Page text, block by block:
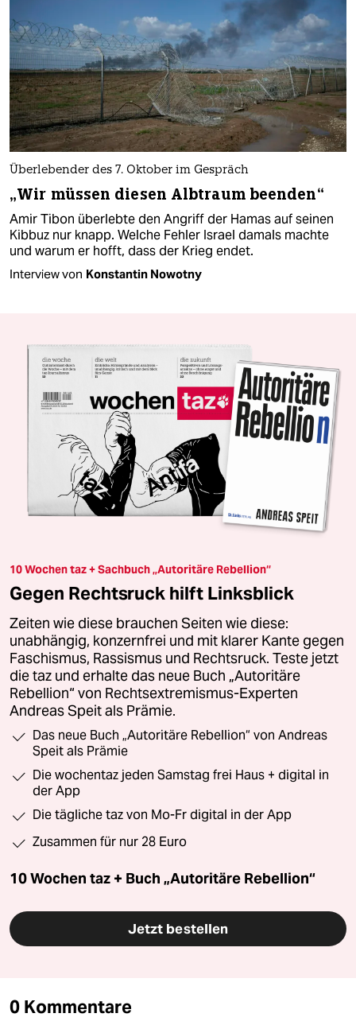
Überlebender des 7. Oktober im Gespräch
„Wir müssen diesen Albtraum beenden“
Amir Tibon überlebte den Angriff der Hamas auf seinen
Kibbuz nur knapp. Welche Fehler Israel damals machte
und warum er hofft, dass der Krieg endet.
Interview von Konstantin Nowotny
10 Wochen taz + Sachbuch „Autoritäre Rebellion“
Gegen Rechtsruck hilft Linksblick
Zeiten wie diese brauchen Seiten wie diese:
unabhängig, konzernfrei und mit klarer Kante gegen
Faschismus, Rassismus und Rechtsruck. Teste jetzt
die taz und erhalte das neue Buch „Autoritäre
Rebellion“ von Rechtsextremismus-Experten
Andreas Speit als Prämie.
Das neue Buch „Autoritäre Rebellion“ von Andreas
Speit als Prämie
Die wochentaz jeden Samstag frei Haus + digital in
der App
Die tägliche taz von Mo-Fr digital in der App
Zusammen für nur 28 Euro
10 Wochen taz + Buch „Autoritäre Rebellion“
Jetzt bestellen
0 Kommentare